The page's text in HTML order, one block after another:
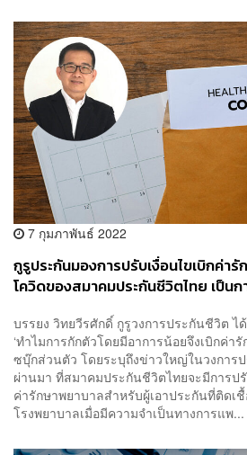
7 กุมภาพันธ์ 2022
กูรูประกันมองการปรับเงื่อนไขเบิกค่า
โควิดของสมาคมประกันชีวิตไทย เป็น
บรรยง วิทยวีรศักดิ์ กูรูวงการประกันชีวิต
‘ทำไมการกักตัวโดยมีอาการน้อยจึงเบิกค่า
ซบุ๊กส่วนตัว โดยระบุถึงข่าวใหญ่ในวงการ
ผ่านมา ที่สมาคมประกันชีวิตไทยจะมีการป
ค่ารักษาพยาบาลสำหรับผู้เอาประกันที่ติดเ
โรงพยาบาลเมื่อมีความจำเป็นทางการแพ...